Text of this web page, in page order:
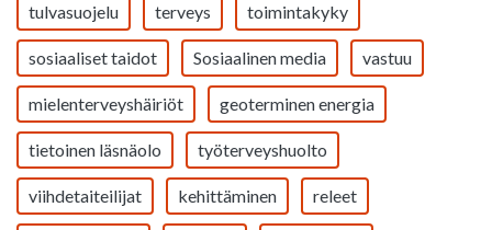
tulvasuojelu terveys toimintakyky
sosiaaliset taidot Sosiaalinen media vastuu
mielenterveyshäiriöt geoterminen energia
tietoinen läsnäolo työterveyshuolto
viihdetaiteilijat kehittäminen releet